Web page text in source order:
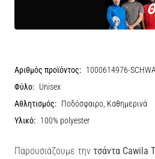
Αριθμός προϊόντος: 1000614976-
Φύλο: Unisex
Αθλητισμός: Ποδόσφαιρο, Καθημερινά
Υλικό: 100% polyester
Παρουσιάζουμε την τσάντα Cawila